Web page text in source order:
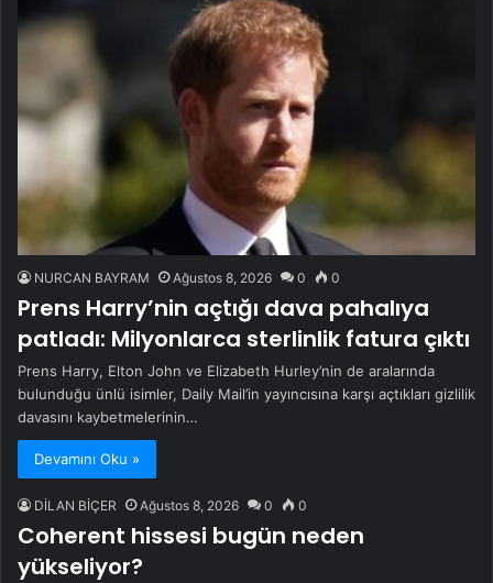
NURCAN BAYRAM Ağustos 8, 2026 0 0
Prens Harry’nin açtığı dava pahalıya
patladı: Milyonlarca sterlinlik fatura çıktı
Prens Harry, Elton John ve Elizabeth Hurley’nin de aralarında
bulunduğu ünlü isimler, Daily Mail’in yayıncısına karşı açtıkları gizlilik
davasını kaybetmelerinin…
Devamını Oku »
DİLAN BİÇER Ağustos 8, 2026 0 0
Coherent hissesi bugün neden
yükseliyor?